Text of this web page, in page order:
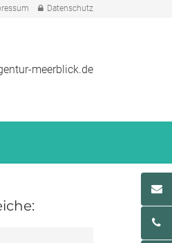
Datenschutz
meerblick.de